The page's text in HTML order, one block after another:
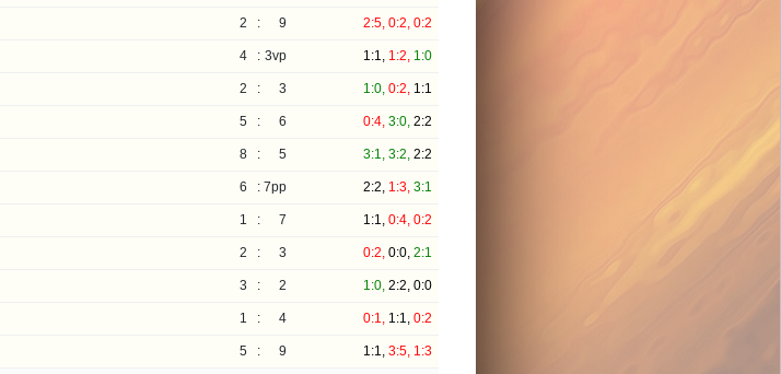
2 : 9 2:5, 0:2, 0:2
4 : 3vp 1:1, 1:2, 1:0
2 : 3 1:0, 0:2, 1:1
5 : 6 0:4, 3:0, 2:2
8 : 5 3:1, 3:2, 2:2
6 : 7pp 2:2, 1:3, 3:1
1 : 7 1:1, 0:4, 0:2
2 : 3 0:2, 0:0, 2:1
3 : 2 1:0, 2:2, 0:0
1 : 4 0:1, 1:1, 0:2
5 : 9 1:1, 3:5, 1:3